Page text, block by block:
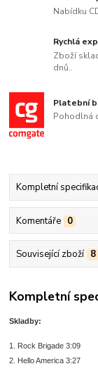
Nabídku
Rychlá
Zboží
dnů..
Platební
Pohodlná
Kompletní
Komentáře 0
Související zboží 8
Kompletní
Skladby:
1. Rock Brigade 3:09
2. Hello America 3:27